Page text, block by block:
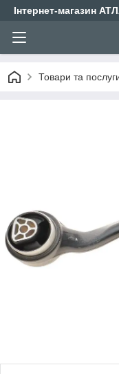
Інтернет-магазин
Товари та